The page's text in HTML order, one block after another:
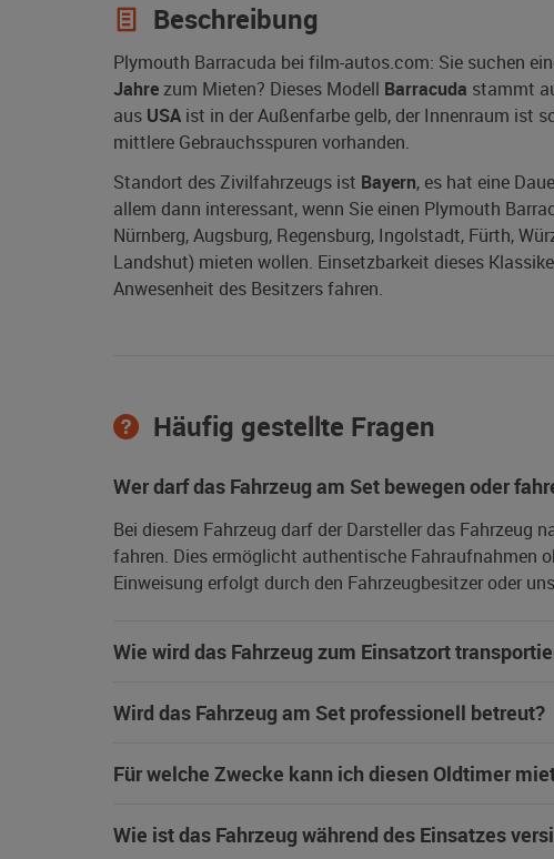
Beschreibung
Plymouth Barracuda bei film-autos.com: Sie suchen
Jahrezum Mieten? Dieses Modell Barracuda stammt
aus USA ist in der Außenfarbe gelb, der Innenraum ist
mittlere Gebrauchsspuren vorhanden.
Standort des Zivilfahrzeugs ist Bayern, es hat eine
allem dann interessant, wenn Sie einen Plymouth
Nürnberg, Augsburg, Regensburg, Ingolstadt, Fürth,
Landshut) mieten wollen. Einsetzbarkeit dieses
Anwesenheit des Besitzers fahren.
Häufig gestellte Fragen
Wer darf das Fahrzeug am Set bewegen oder
Bei diesem Fahrzeug darf der Darsteller das Fahrzeug
fahren. Dies ermöglicht authentische Fahraufnahmen
Einweisung erfolgt durch den Fahrzeugbesitzer oder
Wie wird das Fahrzeug zum Einsatzort
Wird das Fahrzeug am Set professionell betreut?
Für welche Zwecke kann ich diesen Oldtimer
Wie ist das Fahrzeug während des Einsatzes